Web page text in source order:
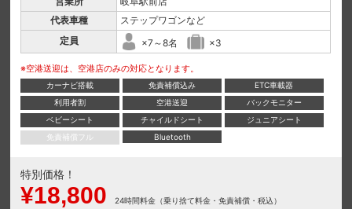
代表車種
ステップワゴンなど
定員
×7～8名 ×3
※空港送迎は、空港店のみの対応となります。
カーナビ搭載 免責補償込み
ETC車載器
利用者割
空港送迎
バックモニター
ベビーシート
チャイルドシート
ジュニアシート
免責補償フル
Bluetooth
特別価格！
¥18,800 24時間料金（乗り捨て料金・免責補償・税込）